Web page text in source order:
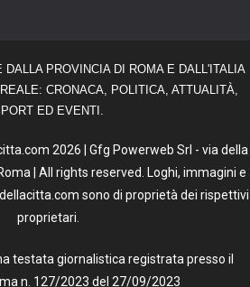
PROVINCIA DI ROMA E DALL'ITALIA
CRONACA, POLITICA, ATTUALITÀ,
ED EVENTI.
2026 | Gfg Powerweb Srl - via della
| All rights reserved. Loghi, immagini e
sono di proprietà dei rispettivi
proprietari.
testata giornalistica registrata presso il
n. 127/2023 del 27/09/2023